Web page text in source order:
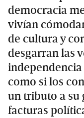
democracia
vivían
de cultura y
desgarran las
como si los
un tributo a su
facturas